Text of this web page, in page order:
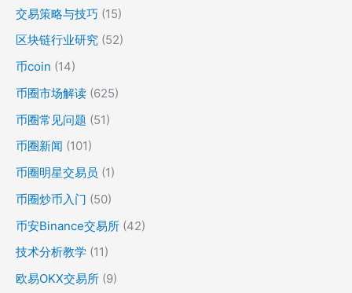
交易策略与技巧 (15)
区块链行业研究 (52)
币coin (14)
币圈市场解读 (625)
币圈常见问题 (51)
币圈新闻 (101)
币圈明星交易员 (1)
币圈炒币入门 (50)
币安Binance交易所 (42)
技术分析教学 (11)
欧易OKX交易所 (9)